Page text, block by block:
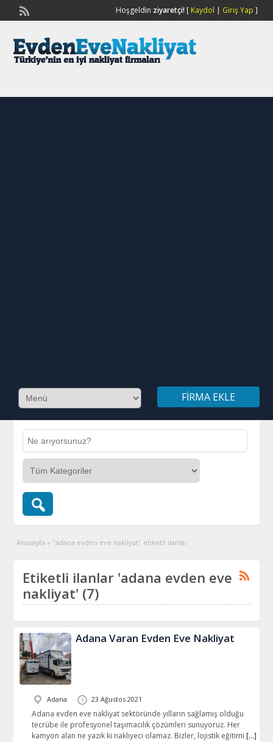
Hoşgeldin ziyaretçi![ Kaydol | Giriş Yap ]
FIRMA EKLE
Anasayfa » "adana evden eve nakliyat" etiketli ilanlar
Etiketli ilanlar 'adana evden eve
nakliyat' (7)
Adana Varan Evden Eve Nakliyat
Adana 23 Ağustos 2021
Adana evden eve nakliyat sektöründe yılların sağlamış olduğu
tecrübe ile profesyonel taşımacılık çözümleri sunuyoruz. Her
kamyon alan ne yazık ki nakliyeci olamaz. Bizler, lojistik eğitimi […]